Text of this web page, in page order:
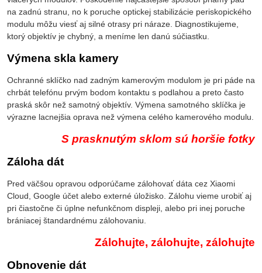
na zadnú stranu, no k poruche optickej stabilizácie periskopického
modulu môžu viesť aj silné otrasy pri náraze. Diagnostikujeme,
ktorý objektív je chybný, a meníme len danú súčiastku.
Výmena skla kamery
Ochranné sklíčko nad zadným kamerovým modulom je pri páde na
chrbát telefónu prvým bodom kontaktu s podlahou a preto často
praská skôr než samotný objektív. Výmena samotného sklíčka je
výrazne lacnejšia oprava než výmena celého kamerového modulu.
S prasknutým sklom sú horšie fotky
Záloha dát
Pred väčšou opravou odporúčame zálohovať dáta cez Xiaomi
Cloud, Google účet alebo externé úložisko. Zálohu vieme urobiť aj
pri čiastočne či úplne nefunkčnom displeji, alebo pri inej poruche
brániacej štandardnému zálohovaniu.
Zálohujte, zálohujte, zálohujte
Obnovenie dát